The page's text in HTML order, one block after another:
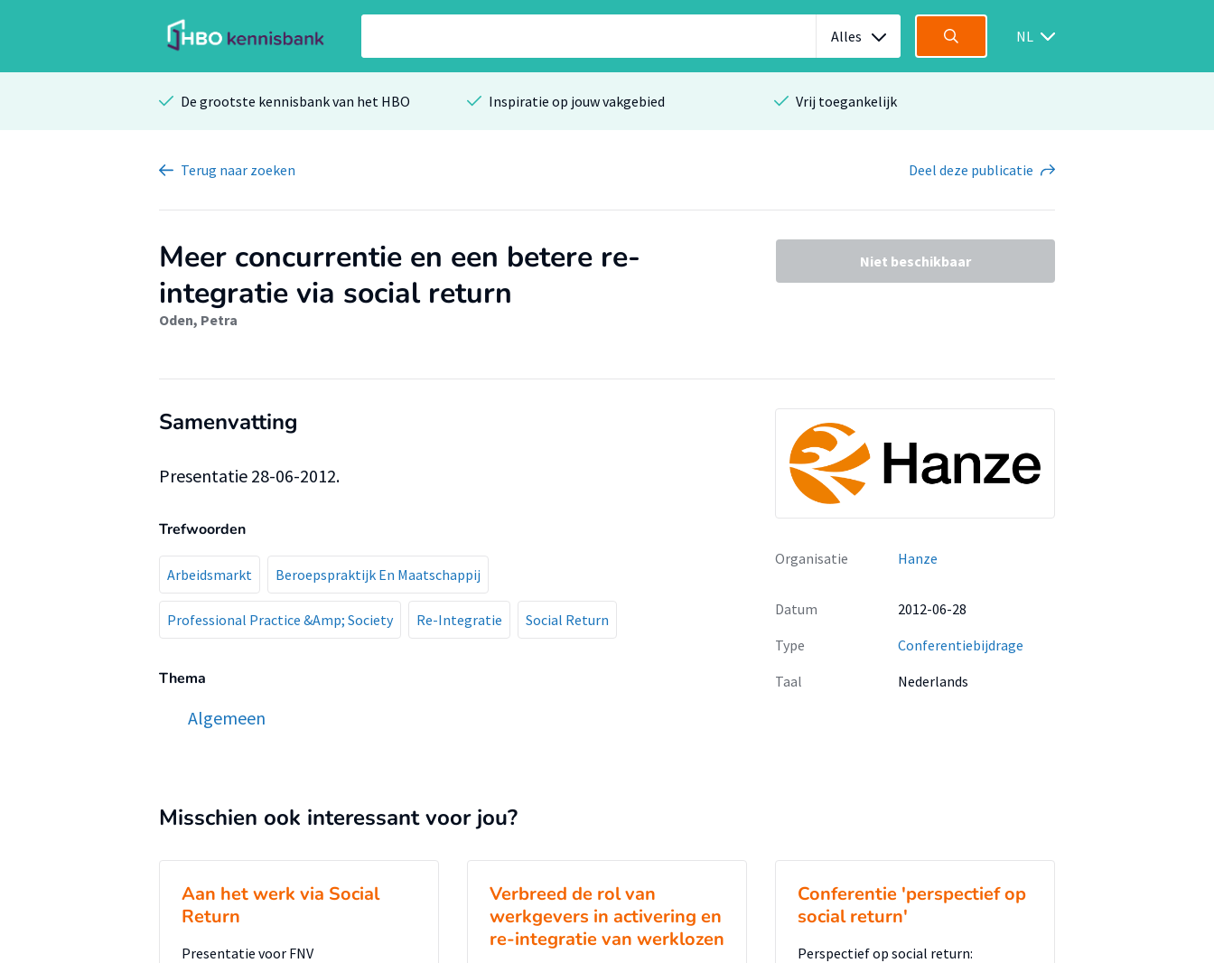
Alles NL
De grootste kennisbank van het HBO Inspiratie op jouw vakgebied Vrij toegankelijk
Terug naar zoeken Deel deze publicatie
Meer concurrentie en een betere re-
integratie via social return
Oden, Petra
Niet beschikbaar
Samenvatting
Presentatie 28-06-2012.
Trefwoorden
Arbeidsmarkt Beroepspraktijk En Maatschappij
Professional Practice &Amp; Society Re-Integratie Social Return
Thema
Algemeen
Organisatie Hanze
Datum
2012-06-28
Type
Conferentiebijdrage
Taal
Nederlands
Misschien ook interessant voor jou?
Aan het werk via Social
Return
Presentatie voor FNV
Verbreed de rol van
werkgevers in activering en
re-integratie van werklozen
Conferentie 'perspectief op
social return'
Perspectief op social return: